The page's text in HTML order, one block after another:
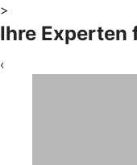
>
Ihre Experten
‹